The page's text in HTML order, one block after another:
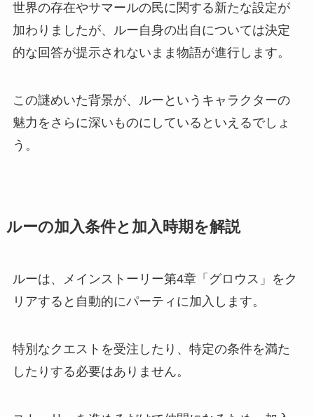
世界の存在やサマールの民に関する新たな設定が
加わりましたが、ルー自身の出自については決定
的な回答が提示されないまま物語が進行します。
この謎めいた背景が、ルーというキャラクターの
魅力をさらに深いものにしているといえるでしょ
う。
ルーの加入条件と加入時期を解説
ルーは、メインストーリー第4章「グロウス」をク
リアすると自動的にパーティに加入します。
特別なクエストを受注したり、特定の条件を満た
したりする必要はありません。